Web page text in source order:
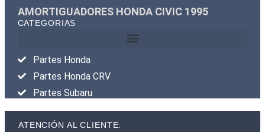
AMORTIGUADORES HONDA CIVIC 1995
CATEGORIAS
Partes Honda
Partes Honda CRV
Partes Subaru
ATENCIÓN AL CLIENTE: